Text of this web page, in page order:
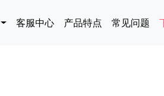
客服中心 产品特点 常见问题